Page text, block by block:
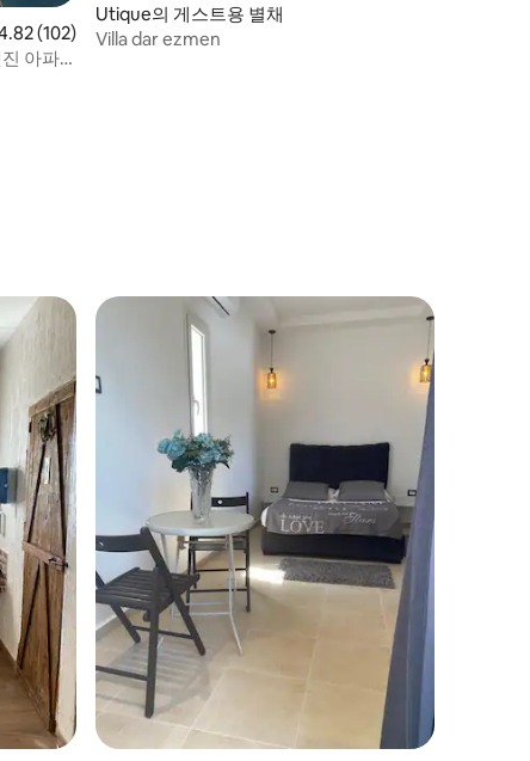
4.82점(5점 만점), 후기 102개
(102)
아파
Utique의 게스트용 별채
Villa dar ezmen